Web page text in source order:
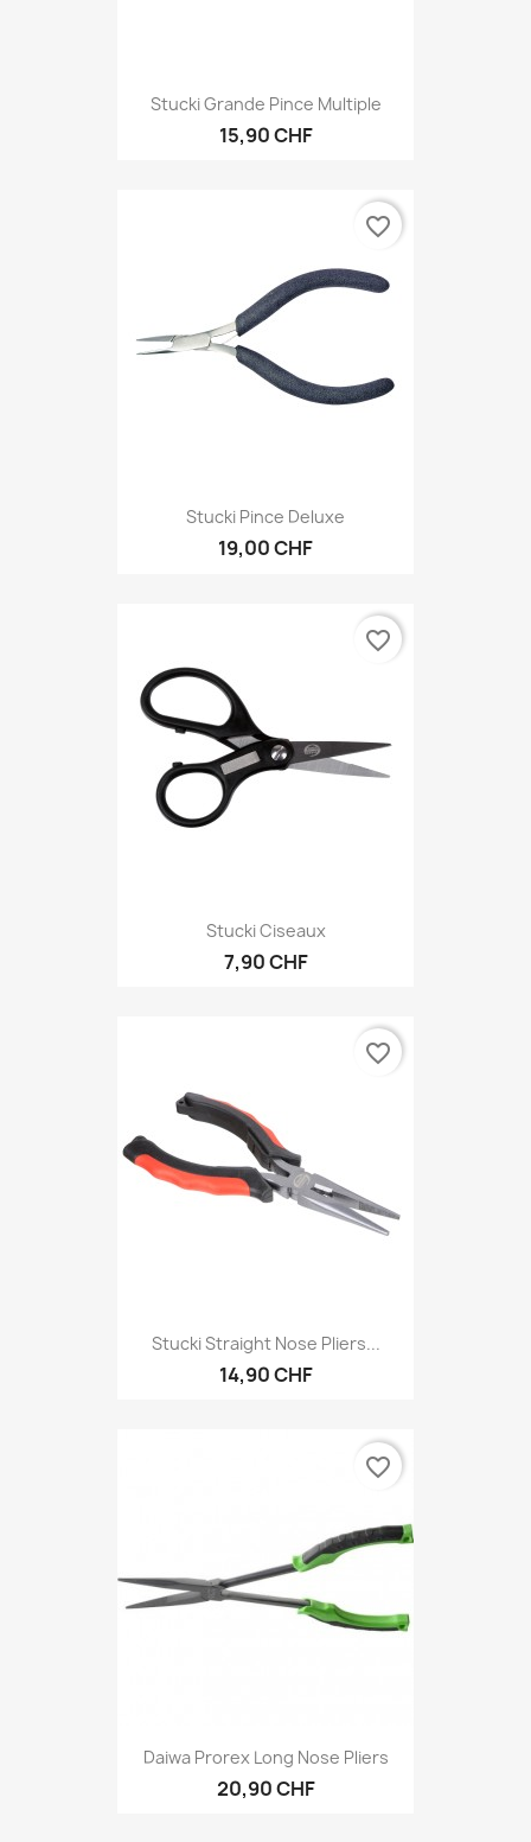
Stucki Grande Pince Multiple
15,90 CHF
Stucki Pince Deluxe
19,00 CHF
favorite_border
Stucki Ciseaux
7,90 CHF
favorite_border
Stucki Straight Nose Pliers...
14,90 CHF
favorite_border
Daiwa Prorex Long Nose Pliers
20,90 CHF
favorite_border